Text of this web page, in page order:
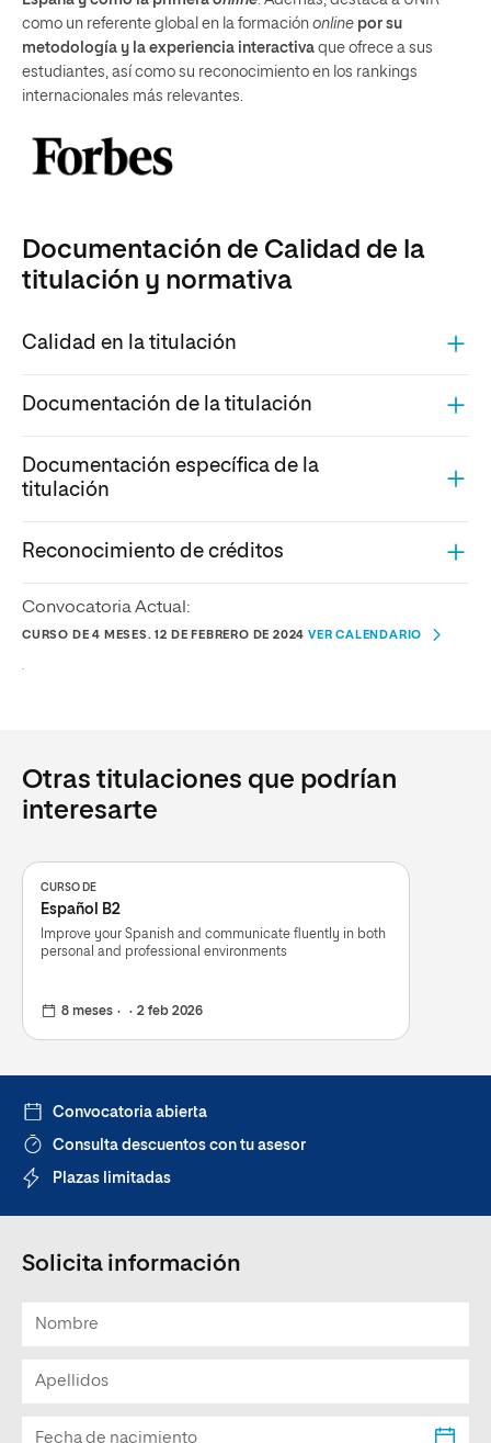
como un referente global en la formación online por su
metodología y la experiencia interactiva que ofrece a sus
estudiantes, así como su reconocimiento en los rankings
internacionales más relevantes.
Documentación de Calidad de la
titulación y normativa
Calidad en la titulación
Documentación de la titulación
Documentación específica de la
titulación
Reconocimiento de créditos
Convocatoria Actual:
CURSO DE 4 MESES. 12 DE FEBRERO DE 2024VER CALENDARIO
Otras titulaciones que podrían
interesarte
CURSO DE
Español B2
Improve your Spanish and communicate fluently in both
personal and professional environments
8 meses 2 feb 2026
Convocatoria abierta
Consulta descuentos con tu asesor
Plazas limitadas
Solicita información